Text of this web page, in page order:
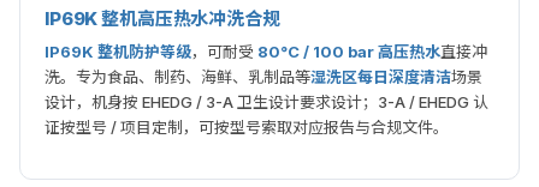
IP69K 整机高压热水冲洗合规
IP69K 整机防护等级，可耐受 80°C / 100 bar 高压热水直接冲
洗。专为食品、制药、海鲜、乳制品等湿洗区每日深度清洁场景
设计，机身按 EHEDG / 3-A 卫生设计要求设计；3-A / EHEDG 认
证按型号 / 项目定制，可按型号索取对应报告与合规文件。